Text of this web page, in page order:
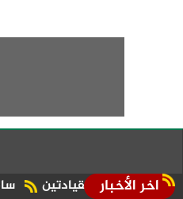
اخر الأخبار ساعه لولادنا القيادتين